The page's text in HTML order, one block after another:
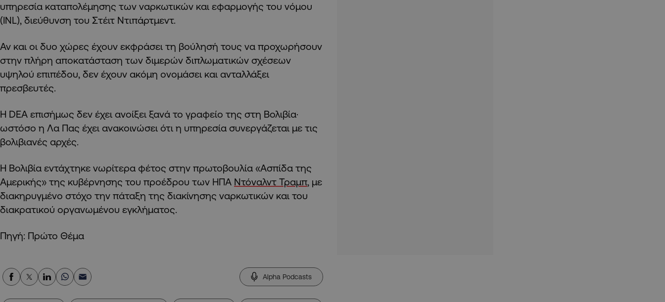
υπηρεσία καταπολέμησης των ναρκωτικών και εφαρμογής του νόμου
(INL), διεύθυνση του Στέιτ Ντιπάρτμεντ.
Αν και οι δυο χώρες έχουν εκφράσει τη βούλησή τους να προχωρήσουν
στην πλήρη αποκατάσταση των διμερών διπλωματικών σχέσεων
υψηλού επιπέδου, δεν έχουν ακόμη ονομάσει και ανταλλάξει
πρεσβευτές.
Η DEA επισήμως δεν έχει ανοίξει ξανά το γραφείο της στη Βολιβία·
ωστόσο η Λα Πας έχει ανακοινώσει ότι η υπηρεσία συνεργάζεται με τις
βολιβιανές αρχές.
Η Βολιβία εντάχτηκε νωρίτερα φέτος στην πρωτοβουλία «Ασπίδα της
Αμερικής» της κυβέρνησης του προέδρου των ΗΠΑ Ντόναλντ Τραμπ, με
διακηρυγμένο στόχο την πάταξη της διακίνησης ναρκωτικών και του
διακρατικού οργανωμένου εγκλήματος.
Πηγή: Πρώτο Θέμα
Alpha Podcasts